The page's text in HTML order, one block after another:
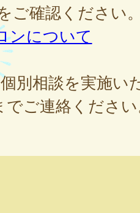
ご確認ください
ンについて
別相談を実施い
でご連絡くださ